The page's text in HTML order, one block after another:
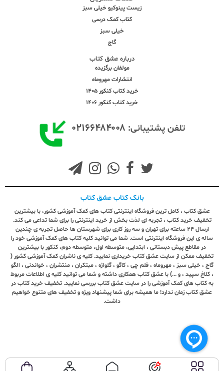
زیست پینوکیو خیلی سبز
کتاب کمک درسی
خیلی سبز
گاج
درباره عشق کتاب
مولفان برگزیده
انتشارات مهروماه
خرید کتاب کنکور 1405
خرید کتاب کنکور 1406
تلفن پشتیبانی: ۰۲۱۶۶۴۸۴۰۰۸
بانک کتاب عشق کتاب
عشق کتاب ، کامل ترین فروشگاه اینترنتی کتاب های کمک آموزشی کشور، با بیشترین
تخفیف خرید کتاب ، تجربه ای لذت بخش از خرید اینترنتی را برای شما تداعی می کند.
ارسال ٢٤ ساعته برای تهران و سه روز کاری برای شهرستان ها حاصل تجربه ی چندین
ساله ی این فروشگاه اینترنتی است. شما می توانید کلیه کتاب های کمک آموزشی خود را
در مقاطع پیش دبستانی ، ابتدایی، متوسطه اول، متوسطه دوم، کنکور با بیشترین
تخفیف ممکن از سایت عشق کتاب خریداری نمایید. کلیه ی ناشران کمک آموزشی کشور (
گاج ، خیلی سبز ، مهروماه ، قلم چی ، کاگو ، گلواژه ، مبتکران ، منتشران ، خواندنی ، الگو
، کلاغ سپید ، و ...) با عشق کتاب همکاری داشته و شما می توانید کلیه ی اطلاعات مربوط
به کتاب های کمک آموزشی را در سایت عشق کتاب بررسی نمایید. تخفیف خرید کتاب در
عشق کتاب زمان ندارد! ما همیشه برای شما پیشنهاد ویژه و تخفیف های متنوع خواهیم
داشت.